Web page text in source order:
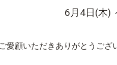
6月4日(木)
愛顧いただきありがとうござ